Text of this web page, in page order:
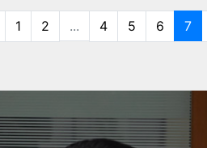
1 2 ... 4 5 6 7